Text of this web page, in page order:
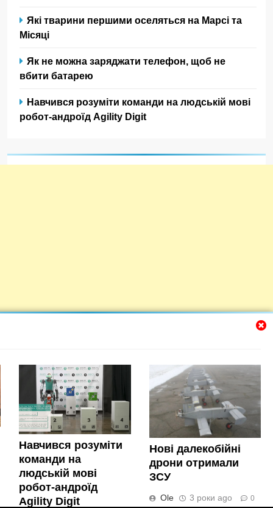
Навчився розуміти
команди на
людській мові
робот-андроїд
Agility Digit
Нові далекобійні
дрони отримали
ЗСУ
Ole 3 роки ago 0
Які тварини першими оселяться на Марсі та
Місяці
Як не можна заряджати телефон, щоб не
вбити батарею
Навчився розуміти команди на людській мові
робот-андроїд Agility Digit
Новини прогресу 2026. Powered ByBlazeThemes